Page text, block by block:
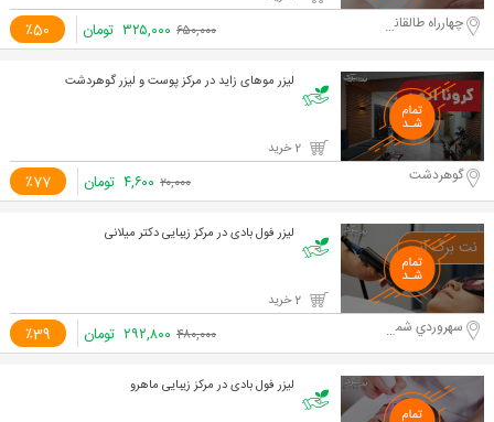
٪50 چهارراه طالقانی ۶۵۰,۰۰۰ ۳۲۵,۰۰۰ تومان
لیزر موهای زاید در مرکز پوست و لیزر گوهردشت
٪77 گوهردشت ۲۰,۰۰۰ ۴,۶۰۰ تومان
لیزر فول بادی در مرکز زیبایی دکتر میلانی
٪39 سهروردي شمالي، بعد از چهار راه مطهري ۴۸۰,۰۰۰ ۲۹۲,۸۰۰ تومان
لیزر فول بادی در مرکز زیبایی ماهرو